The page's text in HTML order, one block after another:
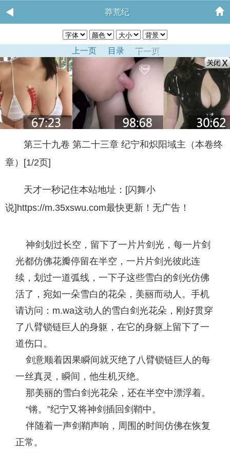
莽荒纪
上一页 目录 下一页
第三十九卷 第二十三章 纪宁和炽阳域主（本卷终
章）[1/2页]
天才一秒记住本站地址：[闪舞小
说]https://m.35xswu.com最快更新！无广告！
神剑划过长空，留下了一片片剑光，每一片剑
光都仿佛花瓣停留在半空，一片片剑光彼此连
续，划过一道弧线，一下子这些雪白的剑光仿佛
活了，宛如一朵雪白的花朵，美丽而动人。手机
请访问：m.wa这动人的雪白剑光花朵，刚好贯穿
了八臂锁链巨人的身躯，在它的身躯上留下了一
道伤口。
剑意顺着因果瞬间就灭绝了八臂锁链巨人的每
一丝真灵，瞬间，他生机灭绝。
那美丽的雪白剑光花朵，还在半空中漂浮着。
“锵。”纪宁又将神剑插回剑鞘中。
伴随着一声剑鞘声响，周围的时间仿佛在恢复
正常。